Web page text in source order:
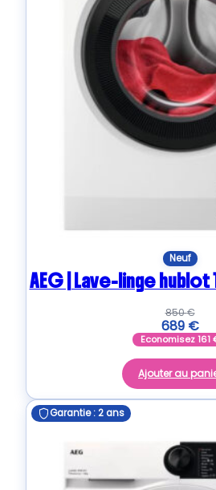
Neuf
AEG | Lave-linge hublot
850€
689 €
Economisez161
Ajouter au
Garantie : 2 ans